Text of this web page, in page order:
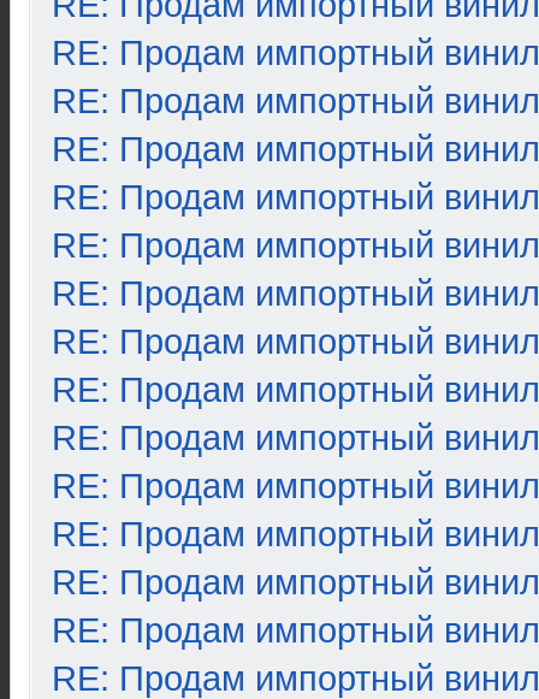
RE: Продам импортный винил
RE: Продам импортный винил
RE: Продам импортный винил
RE: Продам импортный винил
RE: Продам импортный винил
RE: Продам импортный винил
RE: Продам импортный винил
RE: Продам импортный винил
RE: Продам импортный винил
RE: Продам импортный винил
RE: Продам импортный винил
RE: Продам импортный винил
RE: Продам импортный винил
RE: Продам импортный винил